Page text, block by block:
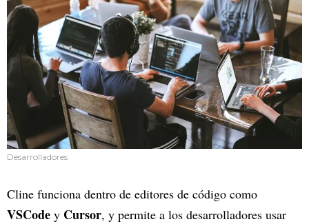
Desarrolladores
Cline funciona dentro de editores de código como
VSCode y Cursor, y permite a los desarrolladores usar